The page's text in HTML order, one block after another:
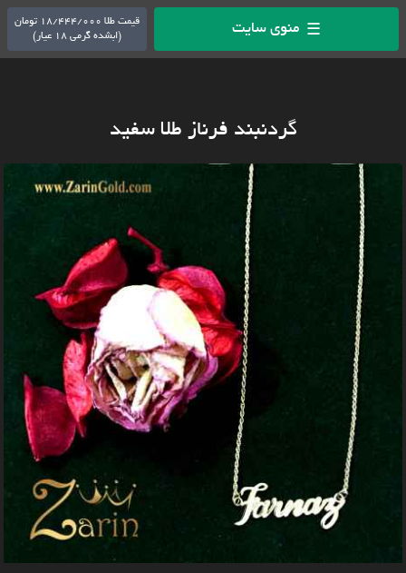
☰ منوی سایت
قیمت طلا 18/444/000 تومان
(ابشده گرمی 18 عیار)
گردنبند فرناز طلا سفید